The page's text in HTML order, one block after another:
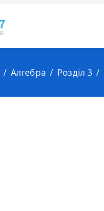
Алгебра Розділ 3